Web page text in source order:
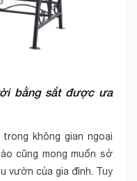
bằng sắt được ưa
không gian ngoại
cũng mong muốn sở
vườn của gia đình. Tuy